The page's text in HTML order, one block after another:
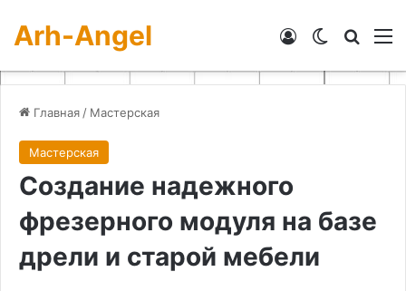
Arh-Angel Switch skin
Войти
Главная / Мастерская
Мастерская
Создание надежного
фрезерного модуля на базе
дрели и старой мебели